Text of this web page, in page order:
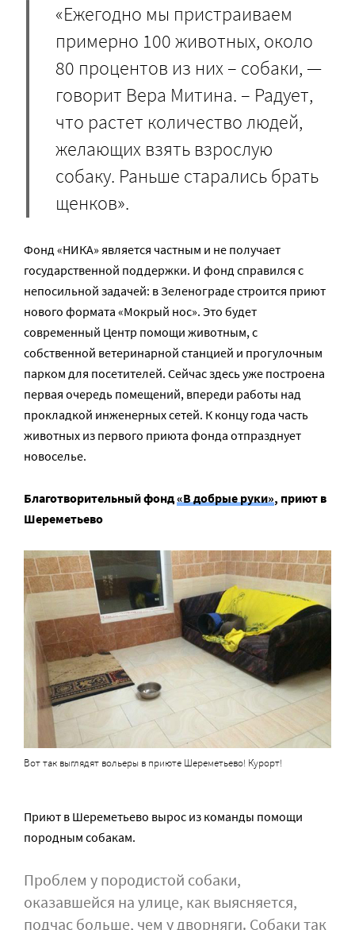
«Ежегодно мы пристраиваем
примерно 100 животных, около
80 процентов из них – собаки, —
говорит Вера Митина. – Радует,
что растет количество людей,
желающих взять взрослую
собаку. Раньше старались брать
щенков».
Фонд «НИКА» является частным и не получает
государственной поддержки. И фонд справился с
непосильной задачей: в Зеленограде строится приют
нового формата «Мокрый нос». Это будет
современный Центр помощи животным, с
собственной ветеринарной станцией и прогулочным
парком для посетителей. Сейчас здесь уже построена
первая очередь помещений, впереди работы над
прокладкой инженерных сетей. К концу года часть
животных из первого приюта фонда отпразднует
новоселье.
Благотворительный фонд«В добрые руки», приют в
Шереметьево
Вот так выглядят вольеры в приюте Шереметьево! Курорт!
Приют в Шереметьево вырос из команды помощи
породным собакам.
Проблем у породистой собаки,
оказавшейся на улице, как выясняется,
подчас больше, чем у дворняги. Собаки так